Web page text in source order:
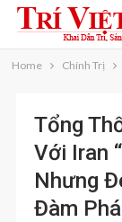
Home Chính Trị
Tổng
Với Iran
Nhưng
Đàm